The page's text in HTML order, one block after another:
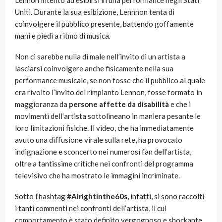
Uniti. Durante la sua esibizione, Lennnon tenta di
coinvolgere il pubblico presente, battendo goffamente
mani e piedi a ritmo di musica.
Non ci sarebbe nulla di male nell’invito di un artista a
lasciarsi coinvolgere anche fisicamente nella sua
performance musicale, se non fosse che il pubblico al quale
era rivolto l’invito del rimpianto Lennon, fosse formato in
maggioranza da persone affette da disabilità e che i
movimenti dell’artista sottolineano in maniera pesante le
loro limitazioni fisiche. Il video, che ha immediatamente
avuto una diffusione virale sulla rete, ha provocato
indignazione e sconcerto nei numerosi fan dell’artista,
oltre a tantissime critiche nei confronti del programma
televisivo che ha mostrato le immagini incriminate.
Sotto l’hashtag#AlrightInthe60s, infatti, si sono raccolti
i tanti commenti nei confronti dell’artista, il cui